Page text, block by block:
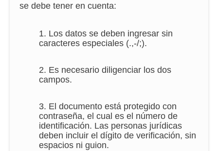
se debe tener en cuenta:
1. Los datos se deben ingresar sin
caracteres especiales (.,-/;).
2. Es necesario diligenciar los dos
campos.
3. El documento está protegido con
contraseña, el cual es el número de
identificación. Las personas jurídicas
deben incluir el dígito de verificación, sin
espacios ni guion.